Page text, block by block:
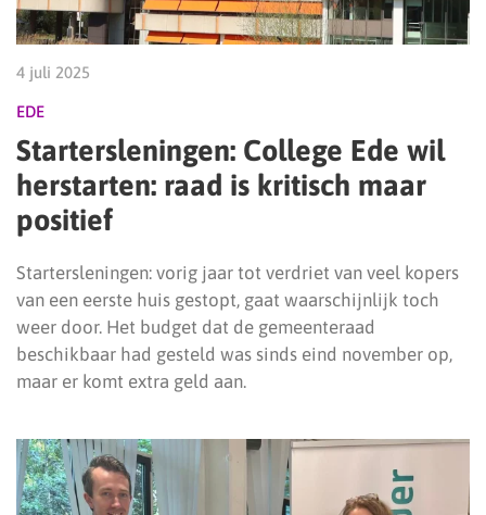
4 juli 2025
EDE
Startersleningen: College Ede wil
herstarten: raad is kritisch maar
positief
Startersleningen: vorig jaar tot verdriet van veel kopers
van een eerste huis gestopt, gaat waarschijnlijk toch
weer door. Het budget dat de gemeenteraad
beschikbaar had gesteld was sinds eind november op,
maar er komt extra geld aan.